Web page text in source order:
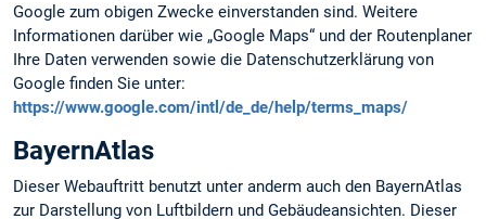
Google zum obigen Zwecke einverstanden sind. Weitere
Informationen darüber wie „Google Maps“ und der Routenplaner
Ihre Daten verwenden sowie die Datenschutzerklärung von
Google finden Sie unter:
https://www.google.com/intl/de_de/help/terms_maps/
BayernAtlas
Dieser Webauftritt benutzt unter anderm auch den BayernAtlas
zur Darstellung von Luftbildern und Gebäudeansichten. Dieser